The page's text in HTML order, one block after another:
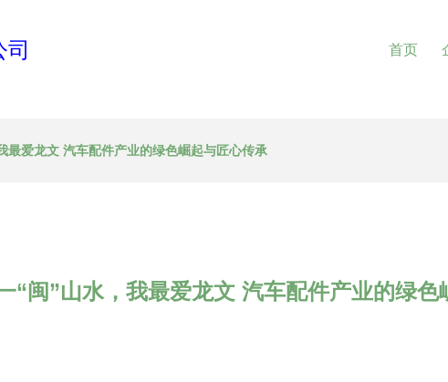
首页
最爱龙文 汽车配件产业的绿色崛起与匠心传承
“闽”山水，我最爱龙文 汽车配件产业的绿色